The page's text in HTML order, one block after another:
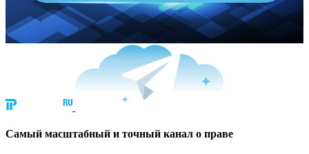
Cамый масштабный и точный канал о праве